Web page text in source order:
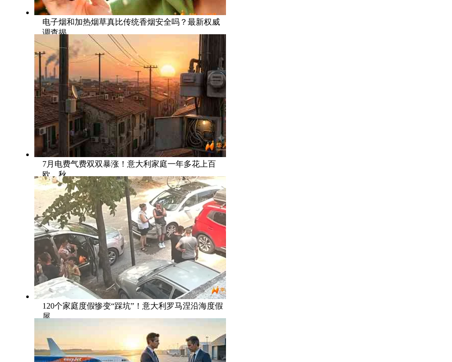
电子烟和加热烟草真比传统香烟安全吗？最新权威
调查揭
7月电费气费双双暴涨！意大利家庭一年多花上百
欧，秋
120个家庭度假惨变“踩坑”！意大利罗马涅沿海度假
屋